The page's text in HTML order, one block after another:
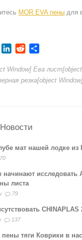
MOR EVA пены для
TumblrLinkedInReddit
Window]Ева лист
резка[object
мат нашей лодке
исследовать
листа
79
CHINAPLAS
137
тяги Коврики в